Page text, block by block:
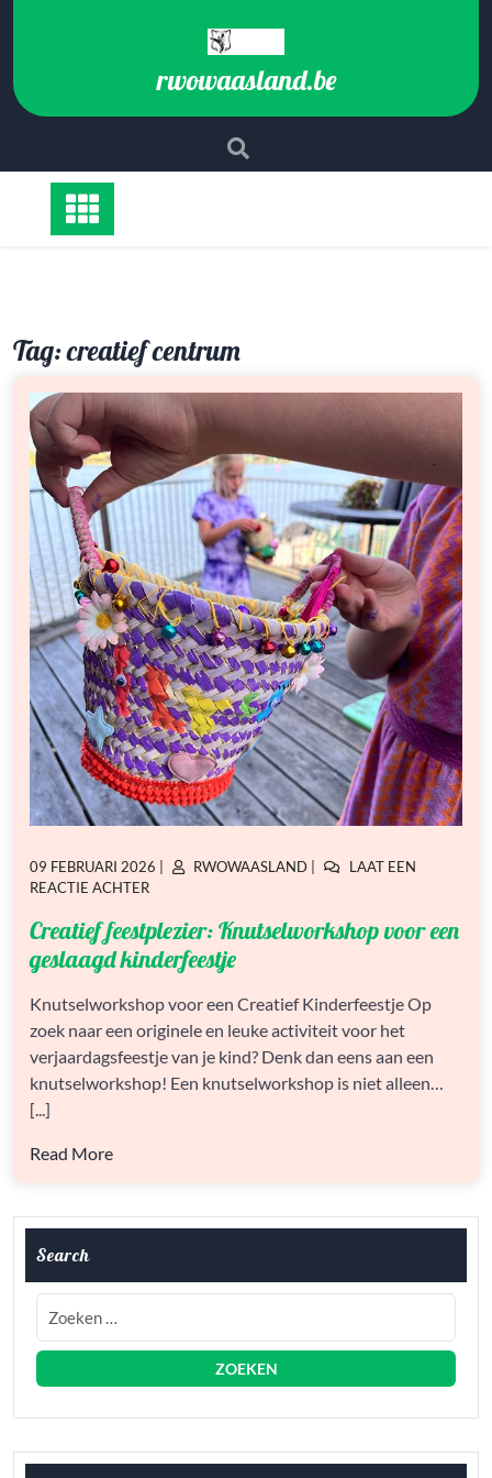
inhoud
rwowaasland.be
Tag:creatief centrum
GEPLAATST
OP
09 FEBRUARI 2026
GEPLAATST
RWOWAASLAND
LAAT EEN
REACTIE ACHTEROP
FEESTPLEZIER:
KNUTSELWORKSHOP
VOOR
GESLAAGD
KINDERFEESTJE
Creatief feestplezier: Knutselworkshop voor een
geslaagd kinderfeestje
Knutselworkshop voor een Creatief Kinderfeestje Op
zoek naar een originele en leuke activiteit voor het
verjaardagsfeestje van je kind? Denk dan eens aan een
knutselworkshop! Een knutselworkshop is niet alleen…
[...]
Read More
Search